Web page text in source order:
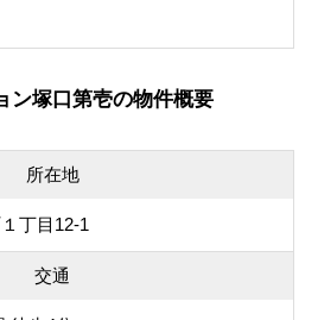
ン塚口第壱の物件概要
所在地
丁目12-1
交通